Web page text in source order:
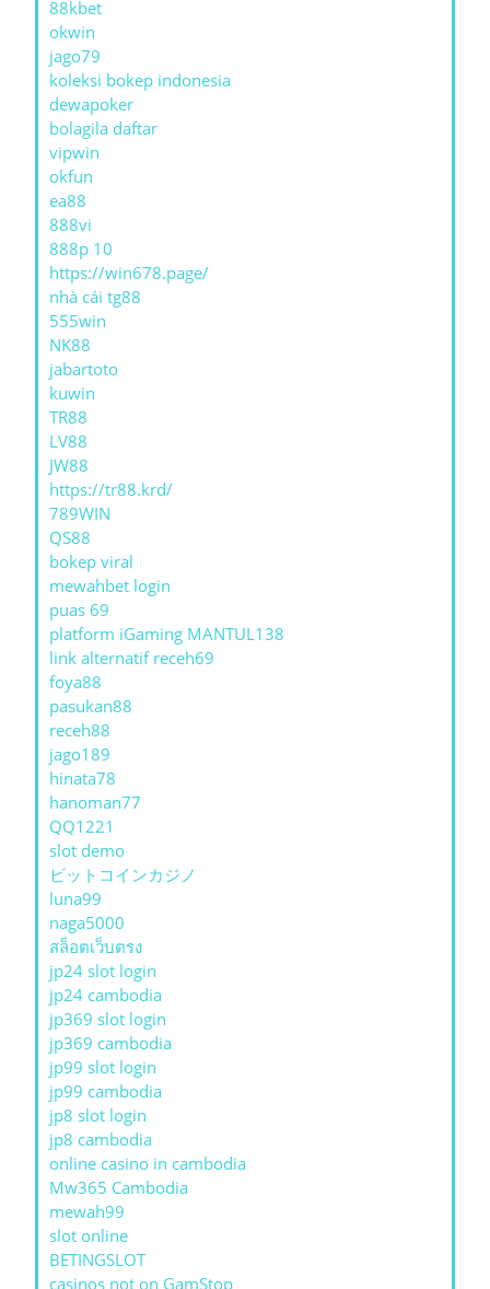
88kbet
okwin
jago79
koleksi bokep indonesia
dewapoker
bolagila daftar
vipwin
okfun
ea88
888vi
888p 10
https://win678.page/
nhà cái tg88
555win
NK88
jabartoto
kuwin
TR88
LV88
JW88
https://tr88.krd/
789WIN
QS88
bokep viral
mewahbet login
puas 69
platform iGaming MANTUL138
link alternatif receh69
foya88
pasukan88
receh88
jago189
hinata78
hanoman77
QQ1221
slot demo
ビットコインカジノ
luna99
naga5000
สล็อตเว็บตรง
jp24 slot login
jp24 cambodia
jp369 slot login
jp369 cambodia
jp99 slot login
jp99 cambodia
jp8 slot login
jp8 cambodia
online casino in cambodia
Mw365 Cambodia
mewah99
slot online
BETINGSLOT
casinos not on GamStop